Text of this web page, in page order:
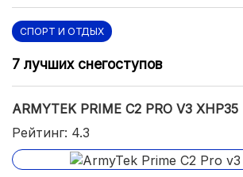
СПОРТ И ОТДЫХ
7 лучших снегоступов
ARMYTEK PRIME C2 PRO V3 XHP35
Рейтинг: 4.3